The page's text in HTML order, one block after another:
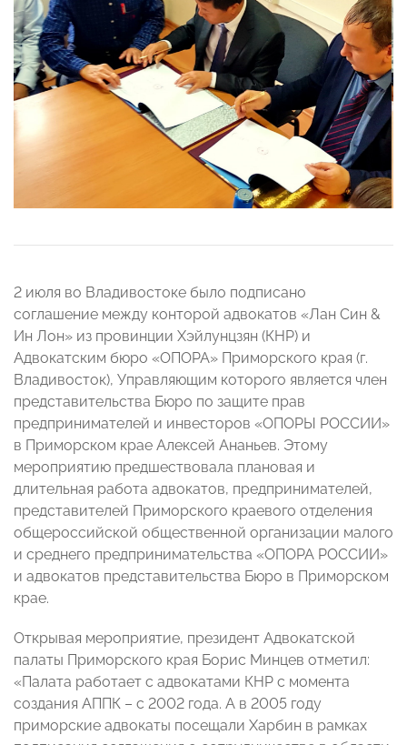
2 июля во Владивостоке было подписано
соглашение между конторой адвокатов «Лан Син &
Ин Лон» из провинции Хэйлунцзян (КНР) и
Адвокатским бюро «ОПОРА» Приморского края (г.
Владивосток), Управляющим которого является член
представительства Бюро по защите прав
предпринимателей и инвесторов «ОПОРЫ РОССИИ»
в Приморском крае Алексей Ананьев. Этому
мероприятию предшествовала плановая и
длительная работа адвокатов, предпринимателей,
представителей Приморского краевого отделения
общероссийской общественной организации малого
и среднего предпринимательства «ОПОРА РОССИИ»
и адвокатов представительства Бюро в Приморском
крае.
Открывая мероприятие, президент Адвокатской
палаты Приморского края Борис Минцев отметил:
«Палата работает с адвокатами КНР с момента
создания АППК – с 2002 года. А в 2005 году
приморские адвокаты посещали Харбин в рамках